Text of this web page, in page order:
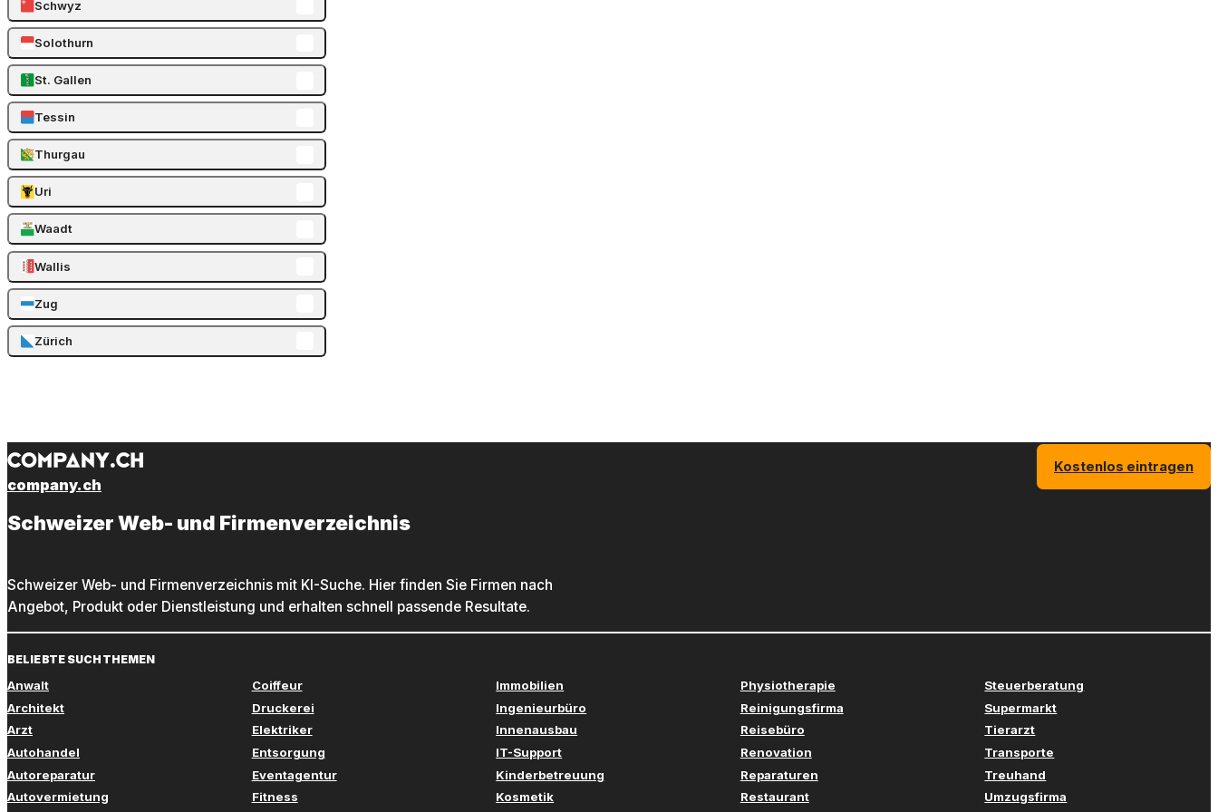
Schwyz
Solothurn
St. Gallen
Tessin
Thurgau
Uri
Waadt
Wallis
Zug
Zürich
company.ch
Kostenlos eintragen
Schweizer Web- und Firmenverzeichnis
Schweizer Web- und Firmenverzeichnis mit KI-Suche. Hier finden Sie Firmen nach
Angebot, Produkt oder Dienstleistung und erhalten schnell passende Resultate.
BELIEBTE SUCHTHEMEN
Anwalt
Architekt
Arzt
Autohandel
Autoreparatur
Autovermietung
Coiffeur
Druckerei
Elektriker
Entsorgung
Eventagentur
Fitness
Immobilien
Ingenieurbüro
Innenausbau
IT-Support
Kinderbetreuung
Kosmetik
Physiotherapie
Reinigungsfirma
Reisebüro
Renovation
Reparaturen
Restaurant
Steuerberatung
Supermarkt
Tierarzt
Transporte
Treuhand
Umzugsfirma